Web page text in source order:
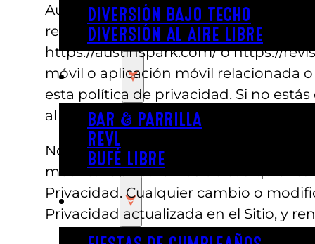
DIVERSIÓN BAJO TECHO
DIVERSIÓN AL AIRE LIBRE
COMER
BAR & PARRILLA
REVL
BUFÉ LIBRE
FIESTA
Austin’s y REVL Social Club respetan
recopilamos, usamos, divulgamos y
https://austinspark.com/ o https://
móvil o aplicación móvil relacionada
esta política de privacidad. Si no
al sitio.
Nos reservamos el derecho de
motivo. Te avisaremos de cualquier
Privacidad. Cualquier cambio o
Privacidad actualizada en el Sitio, y